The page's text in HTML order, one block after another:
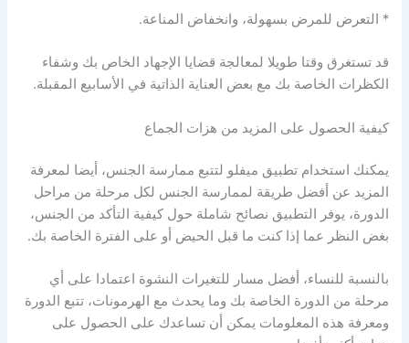
* التعرض للمرض بسهولة، وانخفاض المناعة.
قد تستغرق وقتا طويلا لمعالجة قضايا الإجهاد الخاص بك وشفاء
الكظرات الخاصة بك مع بعض العناية الذاتية في الأسابيع المقبلة.
كيفية الحصول على المزيد من هزات الجماع
يمكنك استخدام تطبيق ميفلو لتتبع ممارسة الجنس، أيضا لمعرفة
المزيد عن أفضل طريقة لممارسة الجنس لكل مرحلة من مراحل
الدورة، يوفر التطبيق نصائح شاملة حول كيفية التأكد من الجنس،
بغض النظر عما إذا كنت ما قبل الحيض أو على الفترة الخاصة بك.
بالنسبة للنساء، أفضل مسار للتغيرات النشوة اعتمادا على أي
مرحلة من الدورة الخاصة بك وما يحدث مع الهرمونات، تتبع الدورة
ومعرفة هذه المعلومات يمكن أن تساعدك على الحصول على